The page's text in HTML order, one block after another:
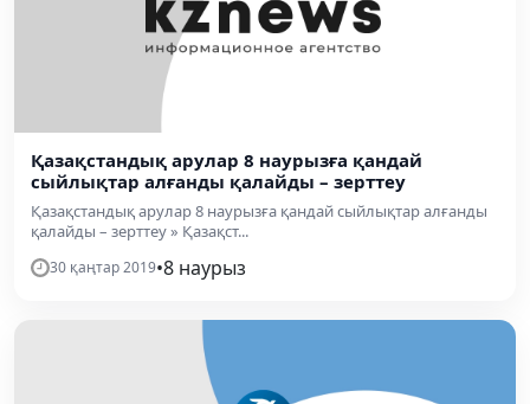
Қазақстандық арулар 8 наурызға қандай
сыйлықтар алғанды қалайды – зерттеу
Қазақстандық арулар 8 наурызға қандай сыйлықтар алғанды
қалайды – зерттеу » Қазақст...
30 қаңтар 2019•8 наурыз